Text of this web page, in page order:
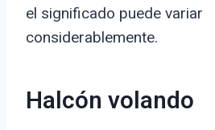
el significado puede variar
considerablemente.
Halcón volando